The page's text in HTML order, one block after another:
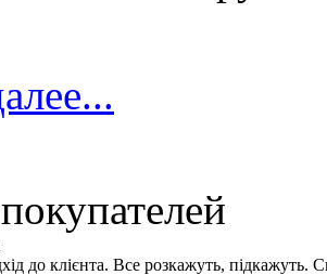
до клієнта. Все розкажуть, підкажуть.